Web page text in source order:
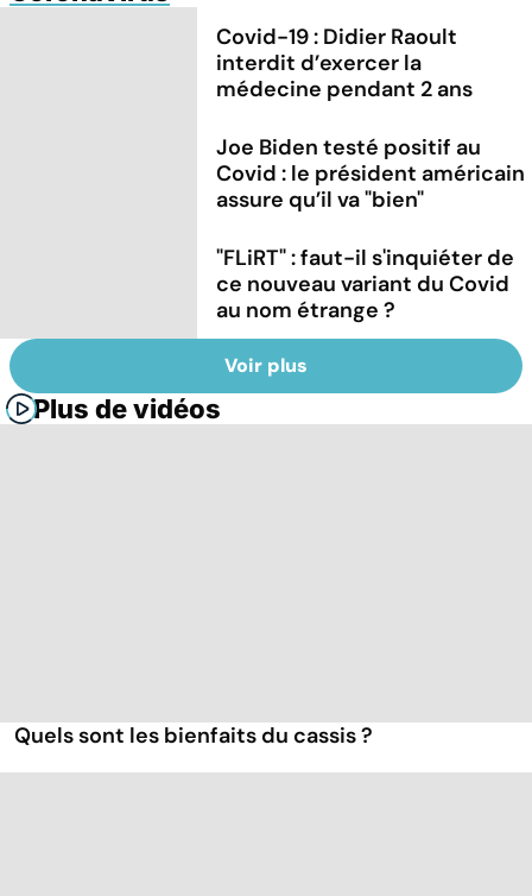
Covid-19 : Didier Raoult
interdit d’exercer la
médecine pendant 2 ans
Joe Biden testé positif au
Covid : le président américain
assure qu’il va "bien"
"FLiRT" : faut-il s'inquiéter de
ce nouveau variant du Covid
au nom étrange ?
Voir plus
Plus de vidéos
Quels sont les bienfaits du cassis ?